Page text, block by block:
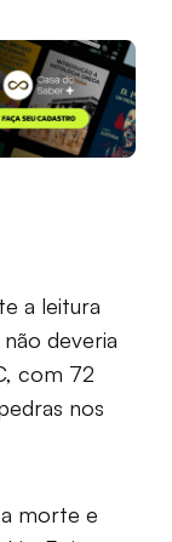
a leitura
deveria
com 72
nos
morte e